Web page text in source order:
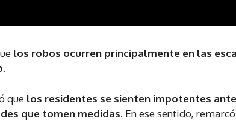
los robos ocurren principalmente en las
.
que los residentes se sienten impotentes
que tomen medidas. En ese sentido,